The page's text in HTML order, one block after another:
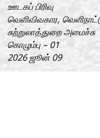
ஊடகப் பிரிவு
வெளிவிவகார,
சுற்றுலாத்துறை அமைச்சு
கொழும்பு – 01
2026 ஜூன் 09